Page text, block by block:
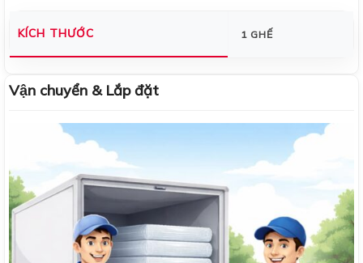
KÍCH THƯỚC 1 GHẾ
Vận chuyển & Lắp đặt